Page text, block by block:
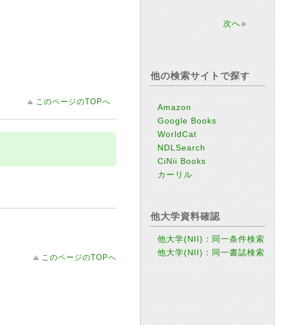
このページのTOPへ
このページのTOPへ
次へ
他の検索サイトで探す
Amazon
Google Books
WorldCat
NDLSearch
CiNii Books
カーリル
他大学資料確認
他大学(NII)：同一条件検索
他大学(NII)：同一書誌検索